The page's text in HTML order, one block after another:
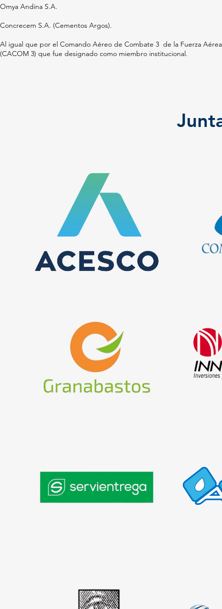
Omya Andina S.A.
Concrecem S.A. (Cementos Argos).
Al igual que por el Comando Aéreo de Combate 3 de la Fuerza Aérea
(CACOM 3) que fue designado como miembro institucional.